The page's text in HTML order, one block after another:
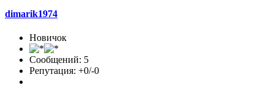
dimarik1974
Новичок
Сообщений: 5
Репутация: +0/-0